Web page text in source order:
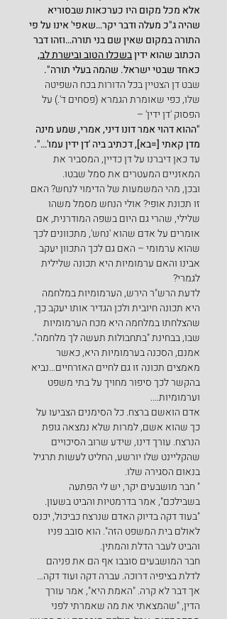
אלא מכל מקום היו כערכאות שבסוריא
שהיה ג"כ מעלה ודבר יקר…שאפי' אינו על פי
התורה במקום שאין שם בני תורה…וזהו דבר
הכתוב שהוא ידין בשכלו הטוב ובישרת לב,
כאחד שבטי ישראל. שהמה בעלי תורה".
שבט דן הצטיין בכל הדורות בכח השפיטה
שלו, כפי שאומרת הגמרא (פסחים ד'.) על
הפסוק 'דן ידין' –
"ההוא דהוי אמר דונו דיני, אמרי, שמע מינה
מדן קאתי [=בא], דכתיב ביה 'דן ידין עמו'…".
עד כאן דיברנו על דן כדיין, המסביר את
המאזניים המעטרים את סמל שבטו.
ובכן, מהי המשמעות של הדימוי לנחש? האם
זו תכונת אופי? אולי הנחש מסמל משהו
שלילי, שהרי גם היום בשפה המודרנית, אם
אומרים על אדם שהוא 'נחש', מתכוונים לכך
שהוא ערמומי – האם גם לכך התכוון יעקב
אבינו והאם ערמומיות היא תכונה שלילית
לגמרי?
לדעת הרש"ר הירש, הערמומיות במלחמה
היא תכונה חיובית ולכן הגדיר אותו יעקב כך,
שהצלחתו במלחמה היא מכח הערמומיות
שבו, בבחינת "בתחבולות תעשה לך מלחמה".
אמנם, הסכנה בערמומיות היא, כאשר
מאמצים תכונה זו גם לחיים האזרחיים…נביא
בהקשר לכך סיפור מחויך על בתי משפט
וערמומיות….
אדם הואשם ברצח. כל הסימנים הצביעו על
כך שהוא אשם, למרות שלא נמצאה גופת
הנרצח. עורך דינו, שידע שרוב הסיכויים
שהקליינט שלו יורשע, החליט לעשות תרגיל
בנאום הסגירה שלו.
" חבר מושבעים יקר, יש לי הפתעה
בשבילכם", אמר בדרמטיות והביט בשעון.
"בעוד דקה בדיוק האדם שנרצח כביכול, יכנס
לאולם בית המשפט הזה". הוא סובב פניו
והביט לעבר הדלת והמתין.
חבר המושבעים סובבו אף הם את פניהם
לדלת בציפיה דרוכה. עברה דקה ועוד דקה…
אך דבר לא קרה. "האמת היא", אמר עורך
הדין, "שהמצאתי את מה שאמרתי לפני